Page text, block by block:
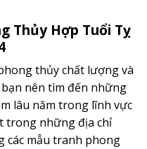
Thủy Hợp Tuổi Tỵ
thủy chất lượng và
nên tìm đến những
lâu năm trong lĩnh vực
trong những địa chỉ
các mẫu tranh phong